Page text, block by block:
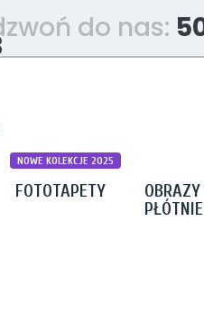
do nas:
FOTOTAPETY
NOWE KOLEKCJE 2025
PŁÓTNIE